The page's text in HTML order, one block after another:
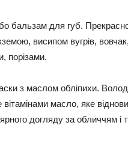
бальзам для губ.
висипом вугрів,
порізами.
з маслом обліпихи.
масло, яке
догляду за обличчям і